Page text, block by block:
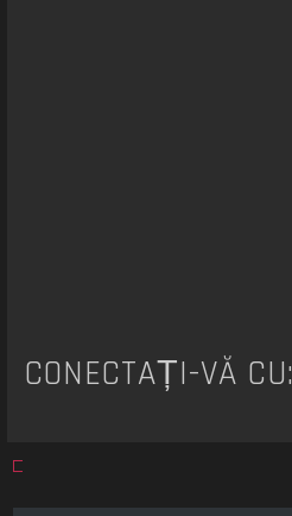
CONECTAȚI-VĂ CU: